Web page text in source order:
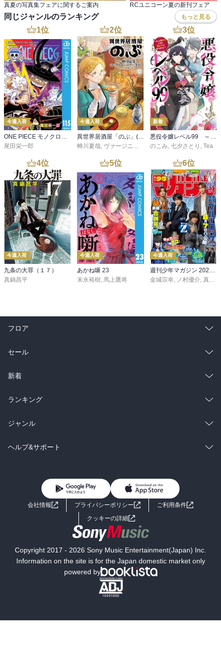
真夏の写真集フェアに関するご案内 RCユニコーン夏の新刊フェア
同じジャンルのランキング もっと見る
1位
今週入荷
ONE PIECE モノクロ版 115
尾田栄一郎
2位
今週入荷
異世界居酒屋「のぶ」(22)
蝉川夏哉, ヴァージニア二等兵 ,転
3位
新着
悪役令嬢レベル99 ～私は裏ボスですが魔王ではありません～ その６
のこみ, 七夕さとり , Tea
4位
今週入荷
九条の大罪（１７）
真鍋昌平
5位
今週入荷
あかね噺 23
末永裕樹 馬上鷹将
6位
今週入荷
金城宗幸
ノ村優介 真島ヒロ
フロア
総合
ラノベ
雑誌・グラビア
BL・TL
セール
総合
ラノベ
雑誌・グラビア
BL・TL
新着
総合
ラノベ
雑誌・グラビア
ランキング
総合
ラノベ
ジャンル
コミック
ライトノベル 男子向けラノベ
小説
海外小説
ミステリー SF
文学
ヘルプ&サポート
よくあるご質問 お問い合わせ
会社情報 プライバシーポリシー
ご利用条件
クッキーの詳細
Copyright 2017 - 2026 Sony Music Entertainment(Japan) Inc.
Information on the site is for the Japan domestic market only
powered by